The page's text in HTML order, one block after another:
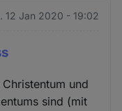
12 Jan 2020 - 19:02
und
sind (mit